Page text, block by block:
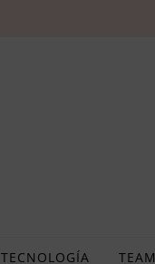
TECNOLOGÍA TEAM